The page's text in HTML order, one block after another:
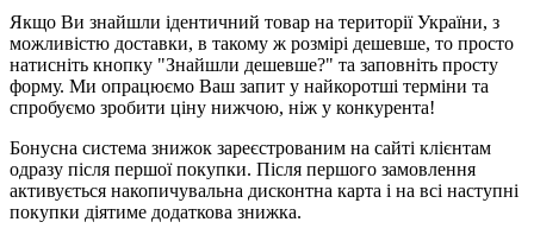
Якщо Ви знайшли ідентичний товар на території України, з
можливістю доставки, в такому ж розмірі дешевше, то просто
натисніть кнопку "Знайшли дешевше?" та заповніть просту
форму. Ми опрацюємо Ваш запит у найкоротші терміни та
спробуємо зробити ціну нижчою, ніж у конкурента!
Бонусна система знижок зареєстрованим на сайті клієнтам
одразу після першої покупки. Після першого замовлення
активується накопичувальна дисконтна карта і на всі наступні
покупки діятиме додаткова знижка.